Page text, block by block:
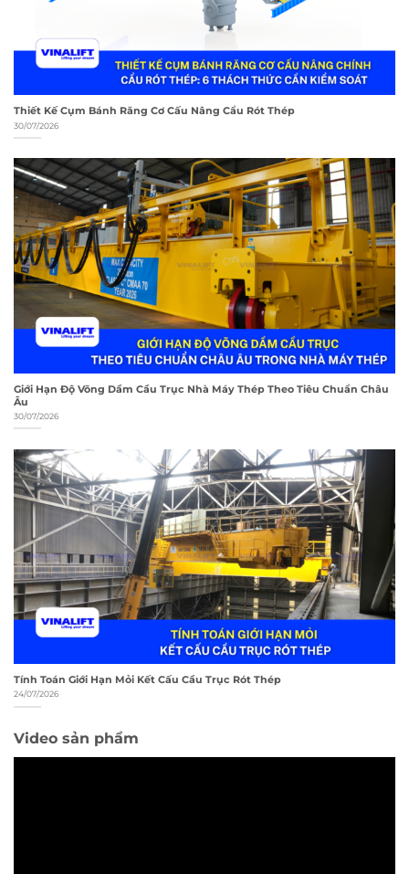
Thiết Kế Cụm Bánh Răng Cơ Cấu Nâng Cẩu Rót Thép
30/07/2026
Giới Hạn Độ Võng Dầm Cầu Trục Nhà Máy Thép Theo Tiêu Chuẩn Châu
Âu
30/07/2026
Tính Toán Giới Hạn Mỏi Kết Cấu Cầu Trục Rót Thép
24/07/2026
Video sản phẩm